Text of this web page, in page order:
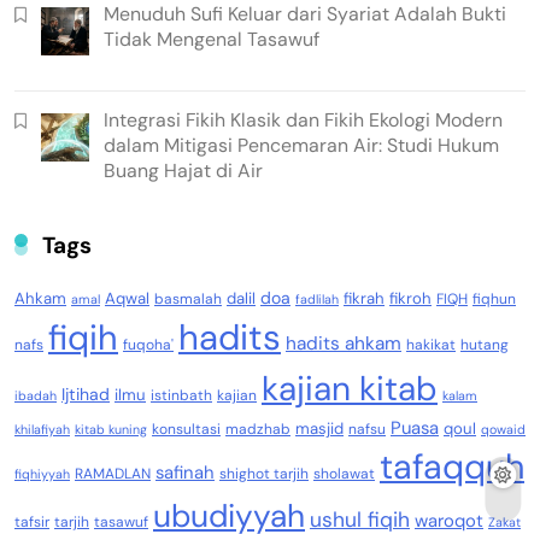
Menuduh Sufi Keluar dari Syariat Adalah Bukti
Tidak Mengenal Tasawuf
Integrasi Fikih Klasik dan Fikih Ekologi Modern
dalam Mitigasi Pencemaran Air: Studi Hukum
Buang Hajat di Air
Tags
Ahkam amal Aqwal basmalah dalil doa fadlilah fikrah fikroh FIQH fiqhun
nafs fiqih fuqoha' hadits hadits ahkam hakikat hutang
ibadah Ijtihad ilmu istinbath kajian kajian kitab kalam
khilafiyah kitab kuning konsultasi madzhab masjid nafsu Puasa qoul qowaid
fiqhiyyah RAMADLAN safinah shighot tarjih sholawat tafaqquh
tafsir tarjih tasawuf ubudiyyah ushul fiqih waroqot Zakat